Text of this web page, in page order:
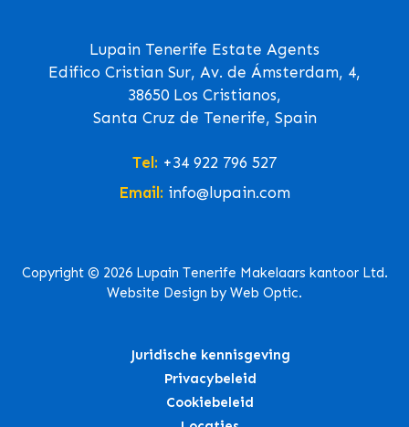
Lupain Tenerife Estate Agents
Edifico Cristian Sur, Av. de Ámsterdam, 4,
38650 Los Cristianos,
Santa Cruz de Tenerife, Spain
Tel: +34 922 796 527
Email: info@lupain.com
Copyright © 2026 Lupain Tenerife Makelaars kantoor Ltd.
Website Design by Web Optic.
Juridische kennisgeving
Privacybeleid
Cookiebeleid